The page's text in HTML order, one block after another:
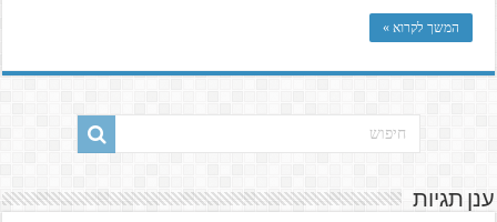
המשך לקרוא »
ענן תגיות